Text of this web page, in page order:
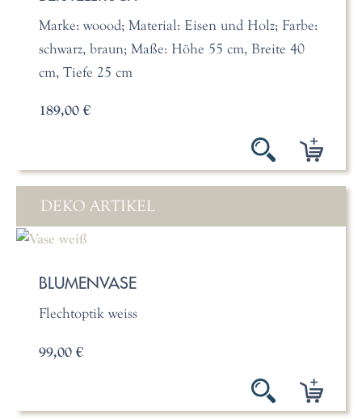
Marke: woood; Material: Eisen und Holz; Farbe:
schwarz, braun; Maße: Höhe 55 cm, Breite 40
cm, Tiefe 25 cm
189,00 €
DEKO ARTIKEL
BLUMENVASE
Flechtoptik weiss
99,00 €